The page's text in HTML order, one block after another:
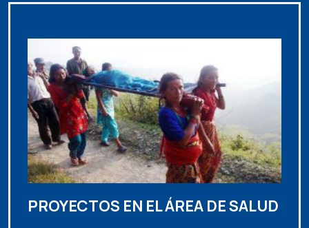
PROYECTOS EN EL ÁREA DE SALUD